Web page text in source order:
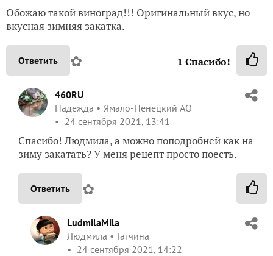
Обожаю такой виноград!!! Оригинальный вкус, но
вкусная зимняя закатка.
Ответить ✿ 1 Спасибо!
460RU
Надежда
Ямало-Ненецкий АО
24 сентября 2021, 13:41
Спасибо! Людмила, а можно поподробней как на
зиму закатать? У меня рецепт просто поесть.
Ответить ✿
LudmilaMila
Людмила
Гатчина
24 сентября 2021, 14:22